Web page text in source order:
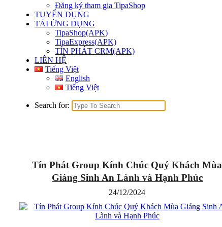
Đăng ký tham gia TipaShop
TUYỂN DỤNG
TẢI ỨNG DỤNG
TipaShop(APK)
TipaExpress(APK)
TÍN PHÁT CRM(APK)
LIÊN HỆ
Tiếng Việt
English
Tiếng Việt
Search for:
Tín Phát Group Kính Chúc Quý Khách Mùa
Giáng Sinh An Lành và Hạnh Phúc
24/12/2024